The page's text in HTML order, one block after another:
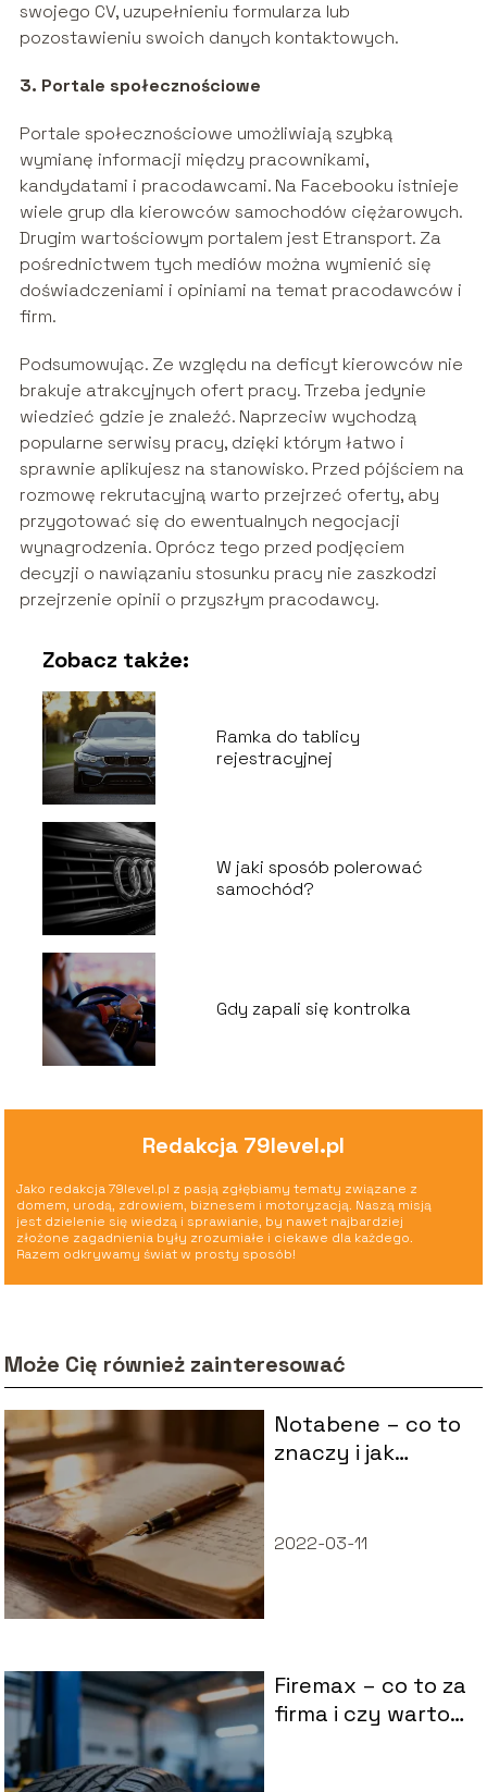
swojego CV, uzupełnieniu formularza lub
pozostawieniu swoich danych kontaktowych.
3. Portale społecznościowe
Portale społecznościowe umożliwiają szybką
wymianę informacji między pracownikami,
kandydatami i pracodawcami. Na Facebooku istnieje
wiele grup dla kierowców samochodów ciężarowych.
Drugim wartościowym portalem jest Etransport. Za
pośrednictwem tych mediów można wymienić się
doświadczeniami i opiniami na temat pracodawców i
firm.
Podsumowując. Ze względu na deficyt kierowców nie
brakuje atrakcyjnych ofert pracy. Trzeba jedynie
wiedzieć gdzie je znaleźć. Naprzeciw wychodzą
popularne serwisy pracy, dzięki którym łatwo i
sprawnie aplikujesz na stanowisko. Przed pójściem na
rozmowę rekrutacyjną warto przejrzeć oferty, aby
przygotować się do ewentualnych negocjacji
wynagrodzenia. Oprócz tego przed podjęciem
decyzji o nawiązaniu stosunku pracy nie zaszkodzi
przejrzenie opinii o przyszłym pracodawcy.
Zobacz także:
Ramka do tablicy
rejestracyjnej
W jaki sposób polerować
samochód?
Gdy zapali się kontrolka
Redakcja 79level.pl
Jako redakcja 79level.pl z pasją zgłębiamy tematy związane z
domem, urodą, zdrowiem, biznesem i motoryzacją. Naszą misją
jest dzielenie się wiedzą i sprawianie, by nawet najbardziej
złożone zagadnienia były zrozumiałe i ciekawe dla każdego.
Razem odkrywamy świat w prosty sposób!
Może Cię również zainteresować
Notabene – co to
znaczy i jak
zwrotu?
2022-03-11
Firemax – co to za
firma i czy warto